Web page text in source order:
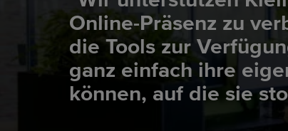
Online-Präsenz zu
die Tools zur
ganz einfach ihre
können, auf die sie